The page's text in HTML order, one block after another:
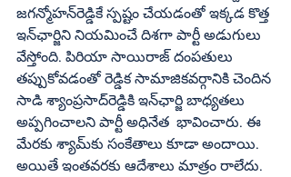
జగన్మోహన్‌రెడ్డికే స్పష్టం చేయడంతో ఇక్కడ కొత్త
ఇన్‌ఛార్జిని నియమించే దిశగా పార్టీ అడుగులు
వేస్తోంది. పిరియా సాయిరాజ్‌ దంపతులు
తప్పుకోవడంతో రెడ్డిక సామాజికవర్గానికి చెందిన
సాడి శ్యాంప్రసాద్‌రెడ్డికి ఇన్‌ఛార్జి బాధ్యతలు
అప్పగించాలని పార్టీ అధినేత  భావించారు. ఈ
మేరకు శ్యామ్‌కు సంకేతాలు కూడా అందాయి.
అయితే ఇంతవరకు ఆదేశాలు మాత్రం రాలేదు.